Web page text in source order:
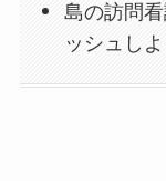
島の訪問
ッシュしよ